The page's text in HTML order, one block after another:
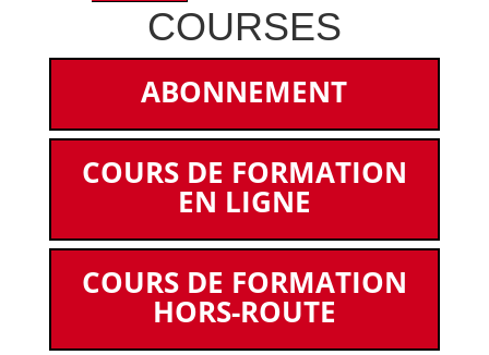
COURSES
ABONNEMENT
COURS DE FORMATION
EN LIGNE
COURS DE FORMATION
HORS-ROUTE